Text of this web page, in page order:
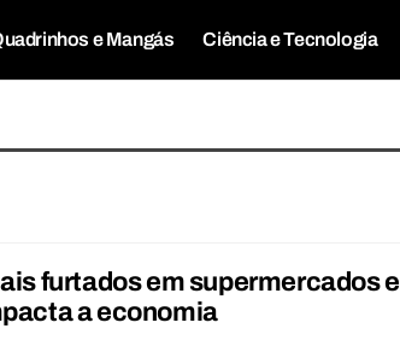
e Mangás Ciência e Tecnologia
furtados em supermercados e
a economia